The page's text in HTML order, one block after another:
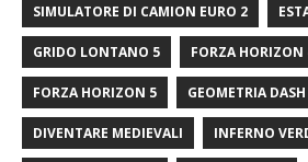
SIMULATORE DI CAMION EURO 2
GRIDO LONTANO 5 FORZA HORIZON
FORZA HORIZON 5 GEOMETRIA DASH
DIVENTARE MEDIEVALI INFERNO